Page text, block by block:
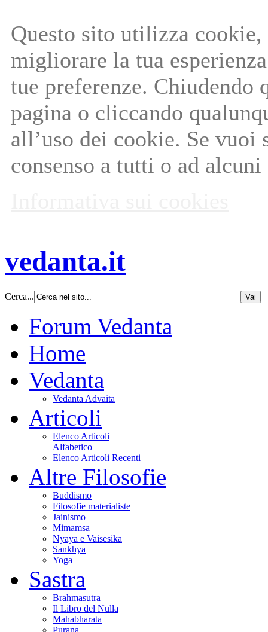
Questo sito utilizza
migliorare la tua
tue preferenze. Chiudendo
pagina o cliccando
all’uso dei cookie. Se vuoi
consenso a tutti o ad
vedanta.it
Cerca...
Forum Vedanta
Home
Vedanta
Vedanta Advaita
Articoli
Elenco Articoli
Alfabetico
Elenco Articoli Recenti
Altre Filosofie
Buddismo
Filosofie materialiste
Jainismo
Mimamsa
Nyaya e Vaisesika
Sankhya
Yoga
Sastra
Brahmasutra
Il Libro del Nulla
Mahabharata
Purana